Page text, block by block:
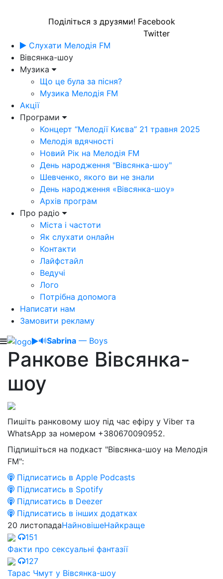
Поділіться з друзями! Facebook
Twitter
Слухати Мелодія FM
Вівсянка-шоу
Музика
Що це була за пісня?
Музика Мелодія FM
Акції
Програми
Концерт “Мелодії Києва” 21 травня 2025
Мелодія вдячності
Новий Рік на Мелодія FM
День народження "Вівсянка-шоу"
Шевченко, якого ви не знали
День народження «Вівсянка-шоу»
Архів програм
Про радіо
Міста і частоти
Як слухати онлайн
Контакти
Лайфстайл
Ведучі
Лого
Потрібна допомога
Написати нам
Замовити рекламу
🔊Sabrina — Boys
Ранкове Вівсянка-
шоу
Пишіть ранковому шоу під час ефіру у Viber та
WhatsApp за номером +380670090952.
Підпишіться на подкаст "Вівсянка-шоу на Мелодія
FM":
Підписатись в Apple Podcasts
Підписатись в Spotify
Підписатись в Deezer
Підписатись в інших додатках
20 листопадаНайновішеНайкраще
151
Факти про сексуальні фантазії
127
Тарас Чмут у Вівсянка-шоу